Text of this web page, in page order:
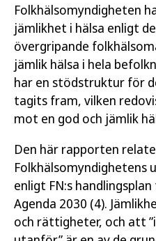
Folkhälsomyndigheten
jämlikhet i hälsa enligt
övergripande
jämlik hälsa i hela
har en stödstruktur för
tagits fram, vilken
mot en god och jämlik
Den här rapporten
Folkhälsomyndighetens
enligt FN:s
Agenda 2030 (4).
och rättigheter, och att